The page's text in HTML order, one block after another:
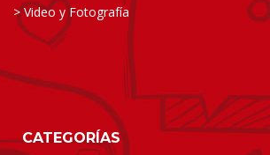
> Video y Fotografía
CATEGORÍAS